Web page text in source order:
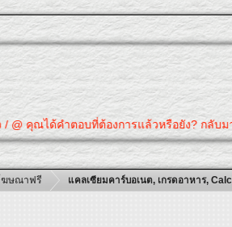
ร็ว / @ คุณได้คำตอบที่ต้องการแล้วหรือยัง? ก
ฆษณาฟรี แคลเซียมคาร์บอเนต, เกรดอาหาร,